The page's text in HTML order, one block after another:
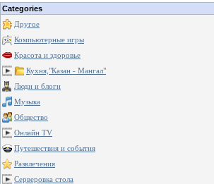
Categories
Другое
Компьютерные игры
Красота и здоровье
Кухня,"Казан - Мангал"
Люди и блоги
Музыка
Общество
Онлайн TV
Путешествия и события
Развлечения
Серверовка стола